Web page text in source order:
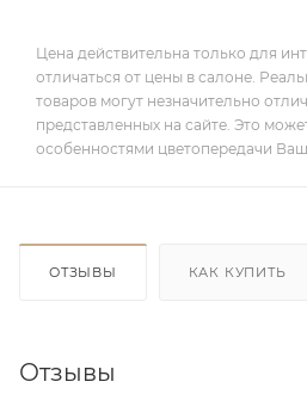
Цена действительна только для
отличаться от цены в салоне.
товаров могут незначительно
представленных на сайте. Это
особенностями цветопередачи
ОТЗЫВЫ КАК КУПИТЬ
Отзывы